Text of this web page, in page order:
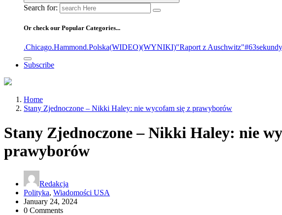
Search for:
Or check our Popular Categories...
.Chicago.Hammond.Polska(WIDEO)(WYNIKI)"Raport z Auschwitz"#63sekundy
Subscribe
Home
Stany Zjednoczone – Nikki Haley: nie wycofam się z prawyborów
Stany Zjednoczone – Nikki Haley: nie
prawyborów
Redakcja
Polityka, Wiadomości USA
January 24, 2024
0 Comments